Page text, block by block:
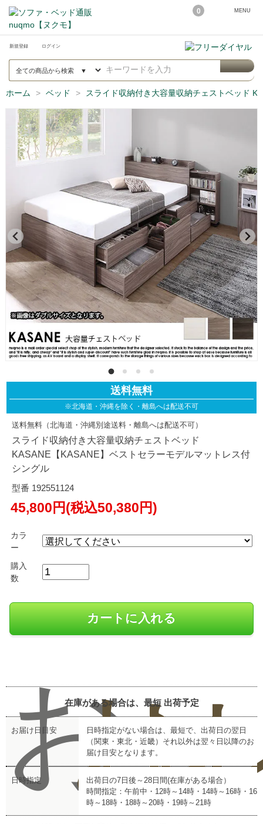
0 MENU
新規登録 ログイン
ホーム ベッド スライド収納付き大容量収納チェストベッド
送料無料
※北海道・沖縄を除く・離島へは配送不可
送料無料（北海道・沖縄別途送料・離島へは配送不可）
スライド収納付き大容量収納チェストベッド
KASANE【KASANE】ベストセラーモデルマットレス付
シングル
型番 192551124
45,800円(税込50,380円)
カラ
ー
購入
数
おおレ
在庫がある場合は、最短 出荷予定
お届け日目安
日時指定がない場合は、最短で、出荷日の翌日
（関東・東北・近畿）それ以外は翌々日以降のお
届け目安となります。
日時指定
出荷日の7日後～28日間(在庫がある場合）
時間指定：午前中・12時～14時・14時～16時・16
時～18時・18時～20時・19時～21時